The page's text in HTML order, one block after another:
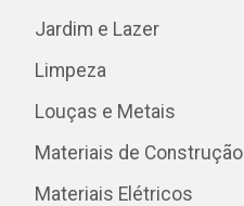
Jardim e Lazer
Limpeza
Louças e Metais
Materiais de Construção
Materiais Elétricos